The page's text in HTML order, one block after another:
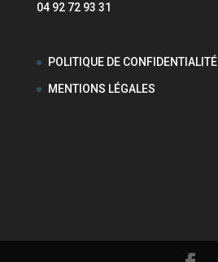
04 92 72 93 31
POLITIQUE DE CONFIDENTIALITÉ
MENTIONS LÉGALES